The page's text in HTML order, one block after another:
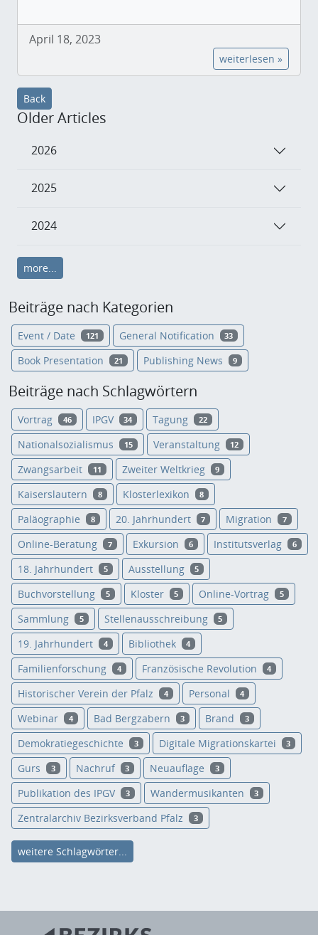
April 18, 2023
weiterlesen »
Back
Older Articles
2026
2025
2024
more...
Beiträge nach Kategorien
Event / Date 121 General Notification 33
Book Presentation 21 Publishing News 9
Beiträge nach Schlagwörtern
Vortrag 46 IPGV 34 Tagung 22
Nationalsozialismus 15 Veranstaltung 12
Zwangsarbeit 11 Zweiter Weltkrieg 9
Kaiserslautern 8 Klosterlexikon 8
Paläographie 8 20. Jahrhundert 7 Migration 7
Online-Beratung 7 Exkursion 6 Institutsverlag 6
18. Jahrhundert 5 Ausstellung 5
Buchvorstellung 5 Kloster 5 Online-Vortrag 5
Sammlung 5 Stellenausschreibung 5
19. Jahrhundert 4 Bibliothek 4
Familienforschung 4 Französische Revolution 4
Historischer Verein der Pfalz 4 Personal 4
Webinar 4 Bad Bergzabern 3 Brand 3
Demokratiegeschichte 3 Digitale Migrationskartei 3
Gurs 3 Nachruf 3 Neuauflage 3
Publikation des IPGV 3 Wandermusikanten 3
Zentralarchiv Bezirksverband Pfalz 3
weitere Schlagwörter...